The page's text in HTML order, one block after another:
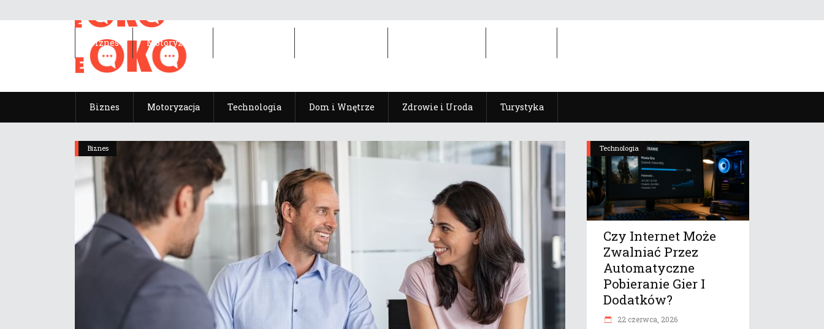
Biznes Motoryzacja Technologia Dom i Wnętrze Zdrowie i Uroda Turystyka
Biznes Motoryzacja
Biznes Technologia
Czy Internet Może
Zwalniać Przez
Automatyczne
Pobieranie Gier I
Dodatków?
22 czerwca, 2026